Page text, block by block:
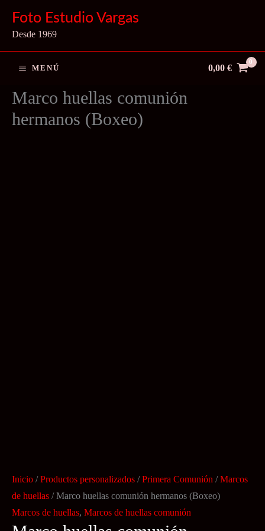
contenido
Foto Estudio Vargas
Desde 1969
MENÚ 0,00 €
Marco huellas comunión
hermanos (Boxeo)
Inicio /Productos personalizados /Primera Comunión /Marcos
de huellas / Marco huellas comunión hermanos (Boxeo)
Marcos de huellas, Marcos de huellas comunión